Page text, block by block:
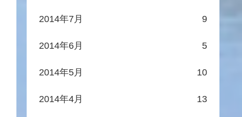
2014年7月 9
2014年6月 5
2014年5月 10
2014年4月 13